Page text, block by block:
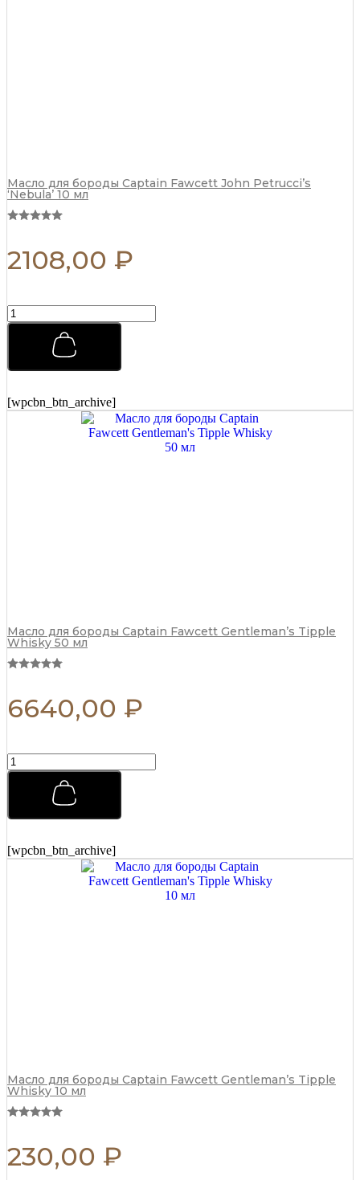
Масло для бороды Captain Fawcett John Petrucci’s
‘Nebula’ 10 мл
2108,00 ₽
Премиальная
мужская
BARBER
Black
R341
[wpcbn_btn_archive]
Масло для бороды Captain Fawcett Gentleman’s Tipple
Whisky 50 мл
6640,00 ₽
Премиальная
мужская
BARBER
Black
R341
[wpcbn_btn_archive]
Масло для бороды Captain Fawcett Gentleman’s Tipple
Whisky 10 мл
230,00 ₽